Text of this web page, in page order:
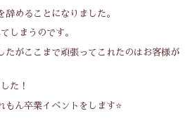
辞めることになりました。
しまうのです。
たがここまで頑張ってこれたのはお客様が
た！
もん卒業イベントをします⭐